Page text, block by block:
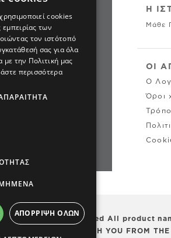
Η
Μάθε
ΟΙ
Ο
Όροι
Inc . All rights reserved All product
BABY BASICS, WITH YOU FROM
cookies
εμπειρίας των
τον ιστότοπό
σας για όλα
την Πολιτική μας
περισσότερα
ΑΠΌΡΡΙΨΗ ΌΛΩΝ